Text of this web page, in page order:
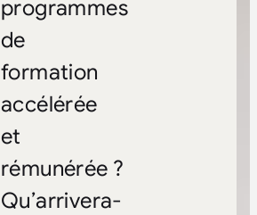
programmes
de
formation
accélérée
et
rémunérée ?
Qu’arrivera-